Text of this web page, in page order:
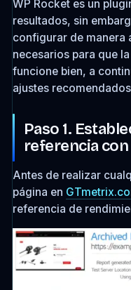
WP Rocket es un
resultados, sin
configurar de manera
necesarios para que
funcione bien, a
ajustes
Paso 1.
referencia
Antes de realizar
página en
referencia de